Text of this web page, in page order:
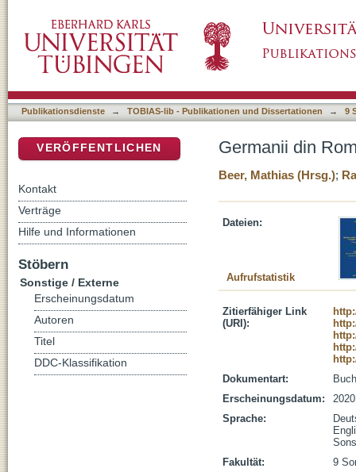
Publikationsdienste → TOBIAS-lib - Publikationen und Dissertationen → 9
Germanii din
Beer, Mathias (Hrsg.);
Dateien:
Aufrufstatistik
Zitierfähiger Link
(URI):
Dokumentart:
Buch
Erscheinungsdatum:
2020
Sprache:
Fakultät:
9
VERÖFFENTLICHEN
Kontakt
Verträge
Hilfe und Informationen
Stöbern
Sonstige / Externe
Erscheinungsdatum
Autoren
Titel
DDC-Klassifikation